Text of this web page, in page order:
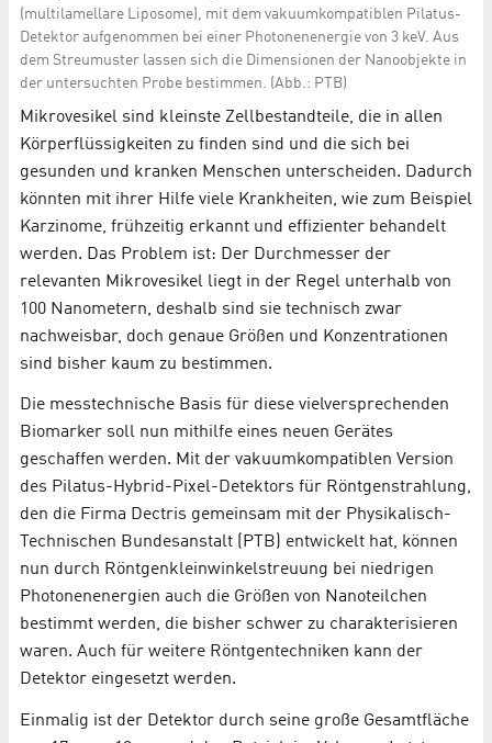
(multilamellare Liposome), mit dem vakuumkompatiblen Pilatus-
Detektor aufgenommen bei einer Photonenenergie von 3 keV. Aus
dem Streumuster lassen sich die Dimensionen der Nanoobjekte in
der untersuchten Probe bestimmen. (Abb.: PTB)
Mikrovesikel sind kleinste Zellbestandteile, die in allen
Körperflüssigkeiten zu finden sind und die sich bei
gesunden und kranken Menschen unterscheiden. Dadurch
könnten mit ihrer Hilfe viele Krankheiten, wie zum Beispiel
Karzinome, frühzeitig erkannt und effizienter behandelt
werden. Das Problem ist: Der Durchmesser der
relevanten Mikrovesikel liegt in der Regel unterhalb von
100 Nanometern, deshalb sind sie technisch zwar
nachweisbar, doch genaue Größen und Konzentrationen
sind bisher kaum zu bestimmen.
Die messtechnische Basis für diese vielversprechenden
Biomarker soll nun mithilfe eines neuen Gerätes
geschaffen werden. Mit der vakuumkompatiblen Version
des Pilatus-Hybrid-Pixel-Detektors für Röntgenstrahlung,
den die Firma Dectris gemeinsam mit der Physikalisch-
Technischen Bundesanstalt (PTB) entwickelt hat, können
nun durch Röntgenkleinwinkelstreuung bei niedrigen
Photonenenergien auch die Größen von Nanoteilchen
bestimmt werden, die bisher schwer zu charakterisieren
waren. Auch für weitere Röntgentechniken kann der
Detektor eingesetzt werden.
Einmalig ist der Detektor durch seine große Gesamtfläche